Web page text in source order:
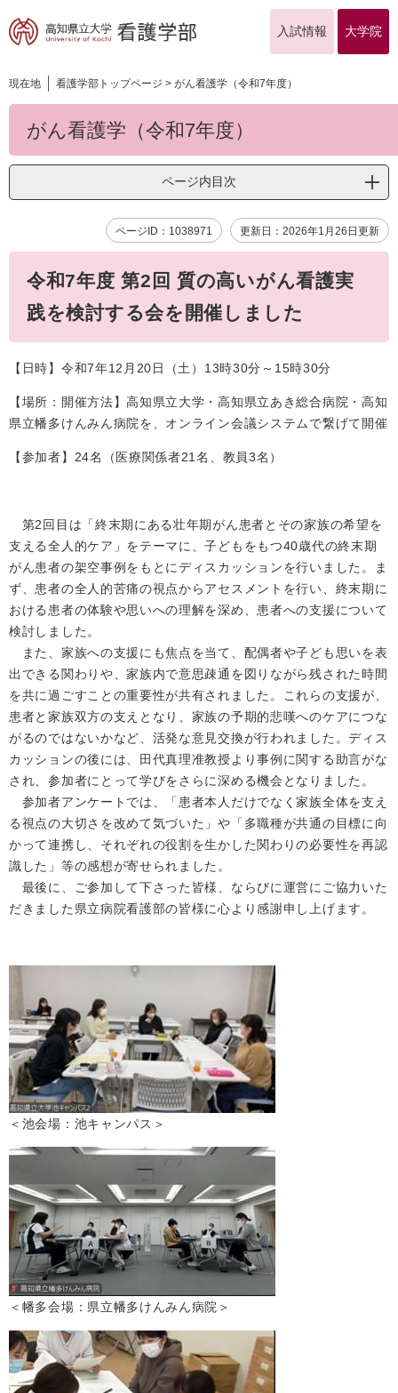
ー
先
頭
ニ
を
飛
て
文
入試情報 大学院
University
現在地 看護学部トップページ > がん看護学（令和7年度）
がん看護学（令和7年度）
ページ内目次
ページID：1038971 更新日：2026年1月26日更新
令和7年度 第2回 質の高いがん看護実
践を検討する会を開催しました
【日時】令和7年12月20日（土）13時30分～15時30分
【場所：開催方法】高知県立大学・高知県立あき総合病院・高知
県立幡多けんみん病院を、オンライン会議システムで繋げて開催
【参加者】24名（医療関係者21名、教員3名）
第2回目は「終末期にある壮年期がん患者とその家族の希望を
支える全人的ケア」をテーマに、子どもをもつ40歳代の終末期
がん患者の架空事例をもとにディスカッションを行いました。ま
ず、患者の全人的苦痛の視点からアセスメントを行い、終末期に
おける患者の体験や思いへの理解を深め、患者への支援について
検討しました。
また、家族への支援にも焦点を当て、配偶者や子ども思いを表
出できる関わりや、家族内で意思疎通を図りながら残された時間
を共に過ごすことの重要性が共有されました。これらの支援が、
患者と家族双方の支えとなり、家族の予期的悲嘆へのケアにつな
がるのではないかなど、活発な意見交換が行われました。ディス
カッションの後には、田代真理准教授より事例に関する助言がな
され、参加者にとって学びをさらに深める機会となりました。
参加者アンケートでは、「患者本人だけでなく家族全体を支え
る視点の大切さを改めて気づいた」や「多職種が共通の目標に向
かって連携し、それぞれの役割を生かした関わりの必要性を再認
識した」等の感想が寄せられました。
最後に、ご参加して下さった皆様、ならびに運営にご協力いた
だきました県立病院看護部の皆様に心より感謝申し上げます。
＜池会場：池キャンパス＞
＜幡多会場：県立幡多けんみん病院＞